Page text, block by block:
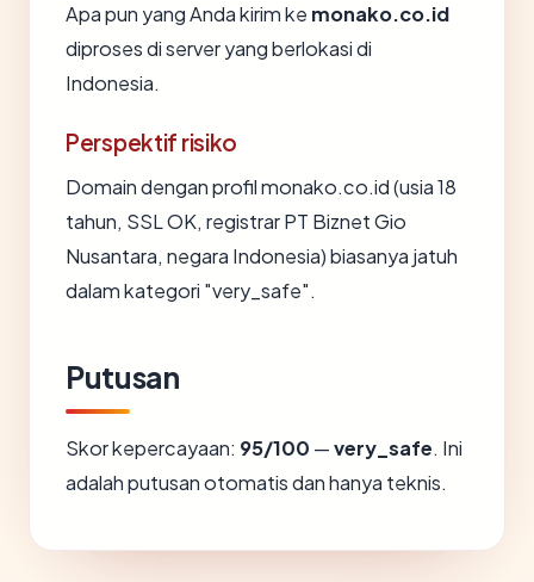
Apa pun yang Anda kirim ke monako.co.id
diproses di server yang berlokasi di
Indonesia.
Perspektif risiko
Domain dengan profil monako.co.id (usia 18
tahun, SSL OK, registrar PT Biznet Gio
Nusantara, negara Indonesia) biasanya jatuh
dalam kategori "very_safe".
Putusan
Skor kepercayaan: 95/100 —very_safe. Ini
adalah putusan otomatis dan hanya teknis.